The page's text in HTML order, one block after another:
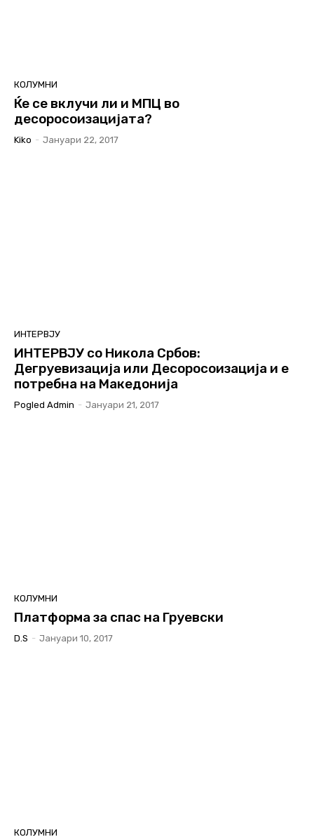
КОЛУМНИ
Ќе се вклучи ли и МПЦ во
десоросоизацијата?
Kiko - Јануари 22, 2017
ИНТЕРВЈУ
ИНТЕРВЈУ со Никола Србов:
Дегруевизација или Десоросоизација и е
потребна на Македонија
Pogled Admin - Јануари 21, 2017
КОЛУМНИ
Платформа за спас на Груевски
D.S - Јануари 10, 2017
КОЛУМНИ